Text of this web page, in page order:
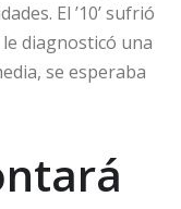
El ’10’ sufrió
diagnosticó una
se esperaba